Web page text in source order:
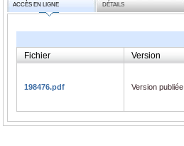
ACCÈS EN LIGNE DÉTAILS
Fichier Version
198476.pdf
Version publiée